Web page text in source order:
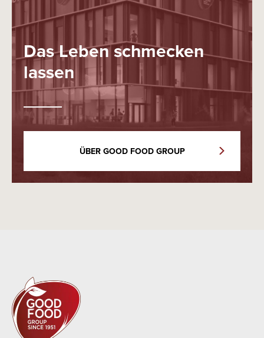
Das Leben schmecken
lassen
ÜBER GOOD FOOD GROUP